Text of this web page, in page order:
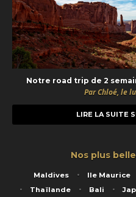
Notre road trip de 2
Par Chloé, le
LIRE LA SUITE
Nos plus
Maldives Ile Maurice
Thaïlande
Bali